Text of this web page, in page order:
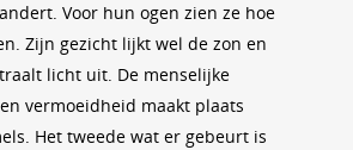
Voor hun ogen zien ze hoe
Zijn gezicht lijkt wel de zon en
licht uit. De menselijke
vermoeidheid maakt plaats
Het tweede wat er gebeurt is